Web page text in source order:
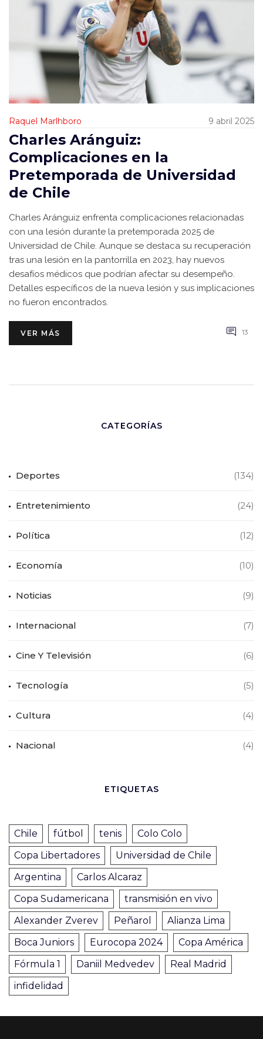
Raquel Marlhboro 9 abril 2025
Charles Aránguiz:
Complicaciones en la
Pretemporada de Universidad
de Chile
Charles Aránguiz enfrenta complicaciones relacionadas
con una lesión durante la pretemporada 2025 de
Universidad de Chile. Aunque se destaca su recuperación
tras una lesión en la pantorrilla en 2023, hay nuevos
desafíos médicos que podrían afectar su desempeño.
Detalles específicos de la nueva lesión y sus implicaciones
no fueron encontrados.
VER MÁS 13
CATEGORÍAS
Deportes (134)
Entretenimiento (24)
Política (12)
Economía (10)
Noticias (9)
Internacional (7)
Cine Y Televisión (6)
Tecnología (5)
Cultura (4)
Nacional (4)
ETIQUETAS
Chile fútbol tenis
Colo Colo
Copa Libertadores
Universidad de Chile
Argentina
Carlos Alcaraz
Copa Sudamericana
transmisión en vivo
Alexander Zverev
Peñarol
Alianza Lima
Boca Juniors
Eurocopa 2024
Copa América
Fórmula 1
Daniil Medvedev
Real Madrid
infidelidad